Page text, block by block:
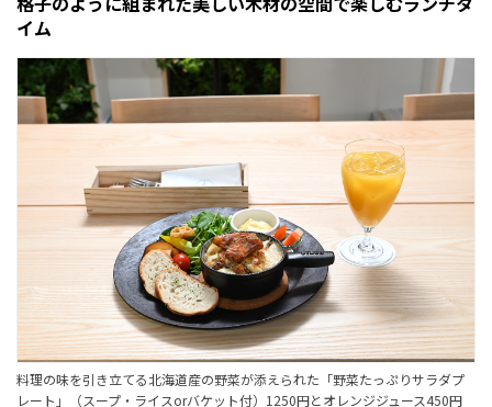
イム
料理の味を引き立てる北海道産の野菜が添えられた「野菜たっぷりサラダプ
レート」（スープ・ライスorバケット付）1250円とオレンジジュース450円